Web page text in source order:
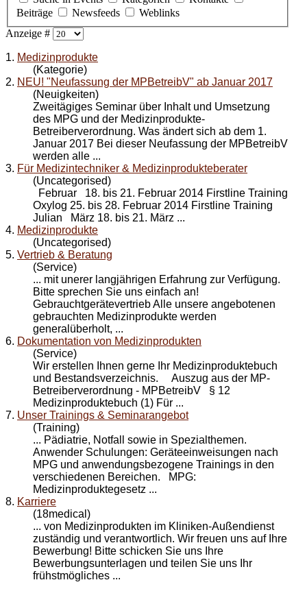
Beiträge
Newsfeeds
Weblinks
Anzeige #
1. Medizinprodukte
(Kategorie)
2. NEU! "Neufassung der MPBetreibV" ab Januar 2017
(Neuigkeiten)
Zweitägiges Seminar über Inhalt und Umsetzung
des MPG und der Medizinprodukte-
Betreiberverordnung. Was ändert sich ab dem 1.
Januar 2017 Bei dieser Neufassung der MPBetreibV
werden alle ...
3. Für Medizintechniker & Medizinprodukteberater
(Uncategorised)
Februar 18. bis 21. Februar 2014 Firstline Training
Oxylog 25. bis 28. Februar 2014 Firstline Training
Julian März 18. bis 21. März ...
4. Medizinprodukte
(Uncategorised)
5. Vertrieb & Beratung
(Service)
... mit unerer langjährigen Erfahrung zur Verfügung.
Bitte sprechen Sie uns einfach an!
Gebrauchtgerätevertrieb Alle unsere angebotenen
gebrauchten Medizinprodukte werden
generalüberholt, ...
6. Dokumentation von Medizinprodukten
(Service)
Wir erstellen Ihnen gerne Ihr Medizinproduktebuch
und Bestandsverzeichnis. Auszug aus der MP-
Betreiberverordnung - MPBetreibV § 12
Medizinproduktebuch (1) Für ...
7. Unser Trainings & Seminarangebot
(Training)
... Pädiatrie, Notfall sowie in Spezialthemen.
Anwender Schulungen: Geräteeinweisungen nach
MPG und anwendungsbezogene Trainings in den
verschiedenen Bereichen. MPG:
Medizinproduktegesetz ...
8. Karriere
(18medical)
... von Medizinprodukten im Kliniken-Außendienst
zuständig und verantwortlich. Wir freuen uns auf Ihre
Bewerbung! Bitte schicken Sie uns Ihre
Bewerbungsunterlagen und teilen Sie uns Ihr
frühstmögliches ...